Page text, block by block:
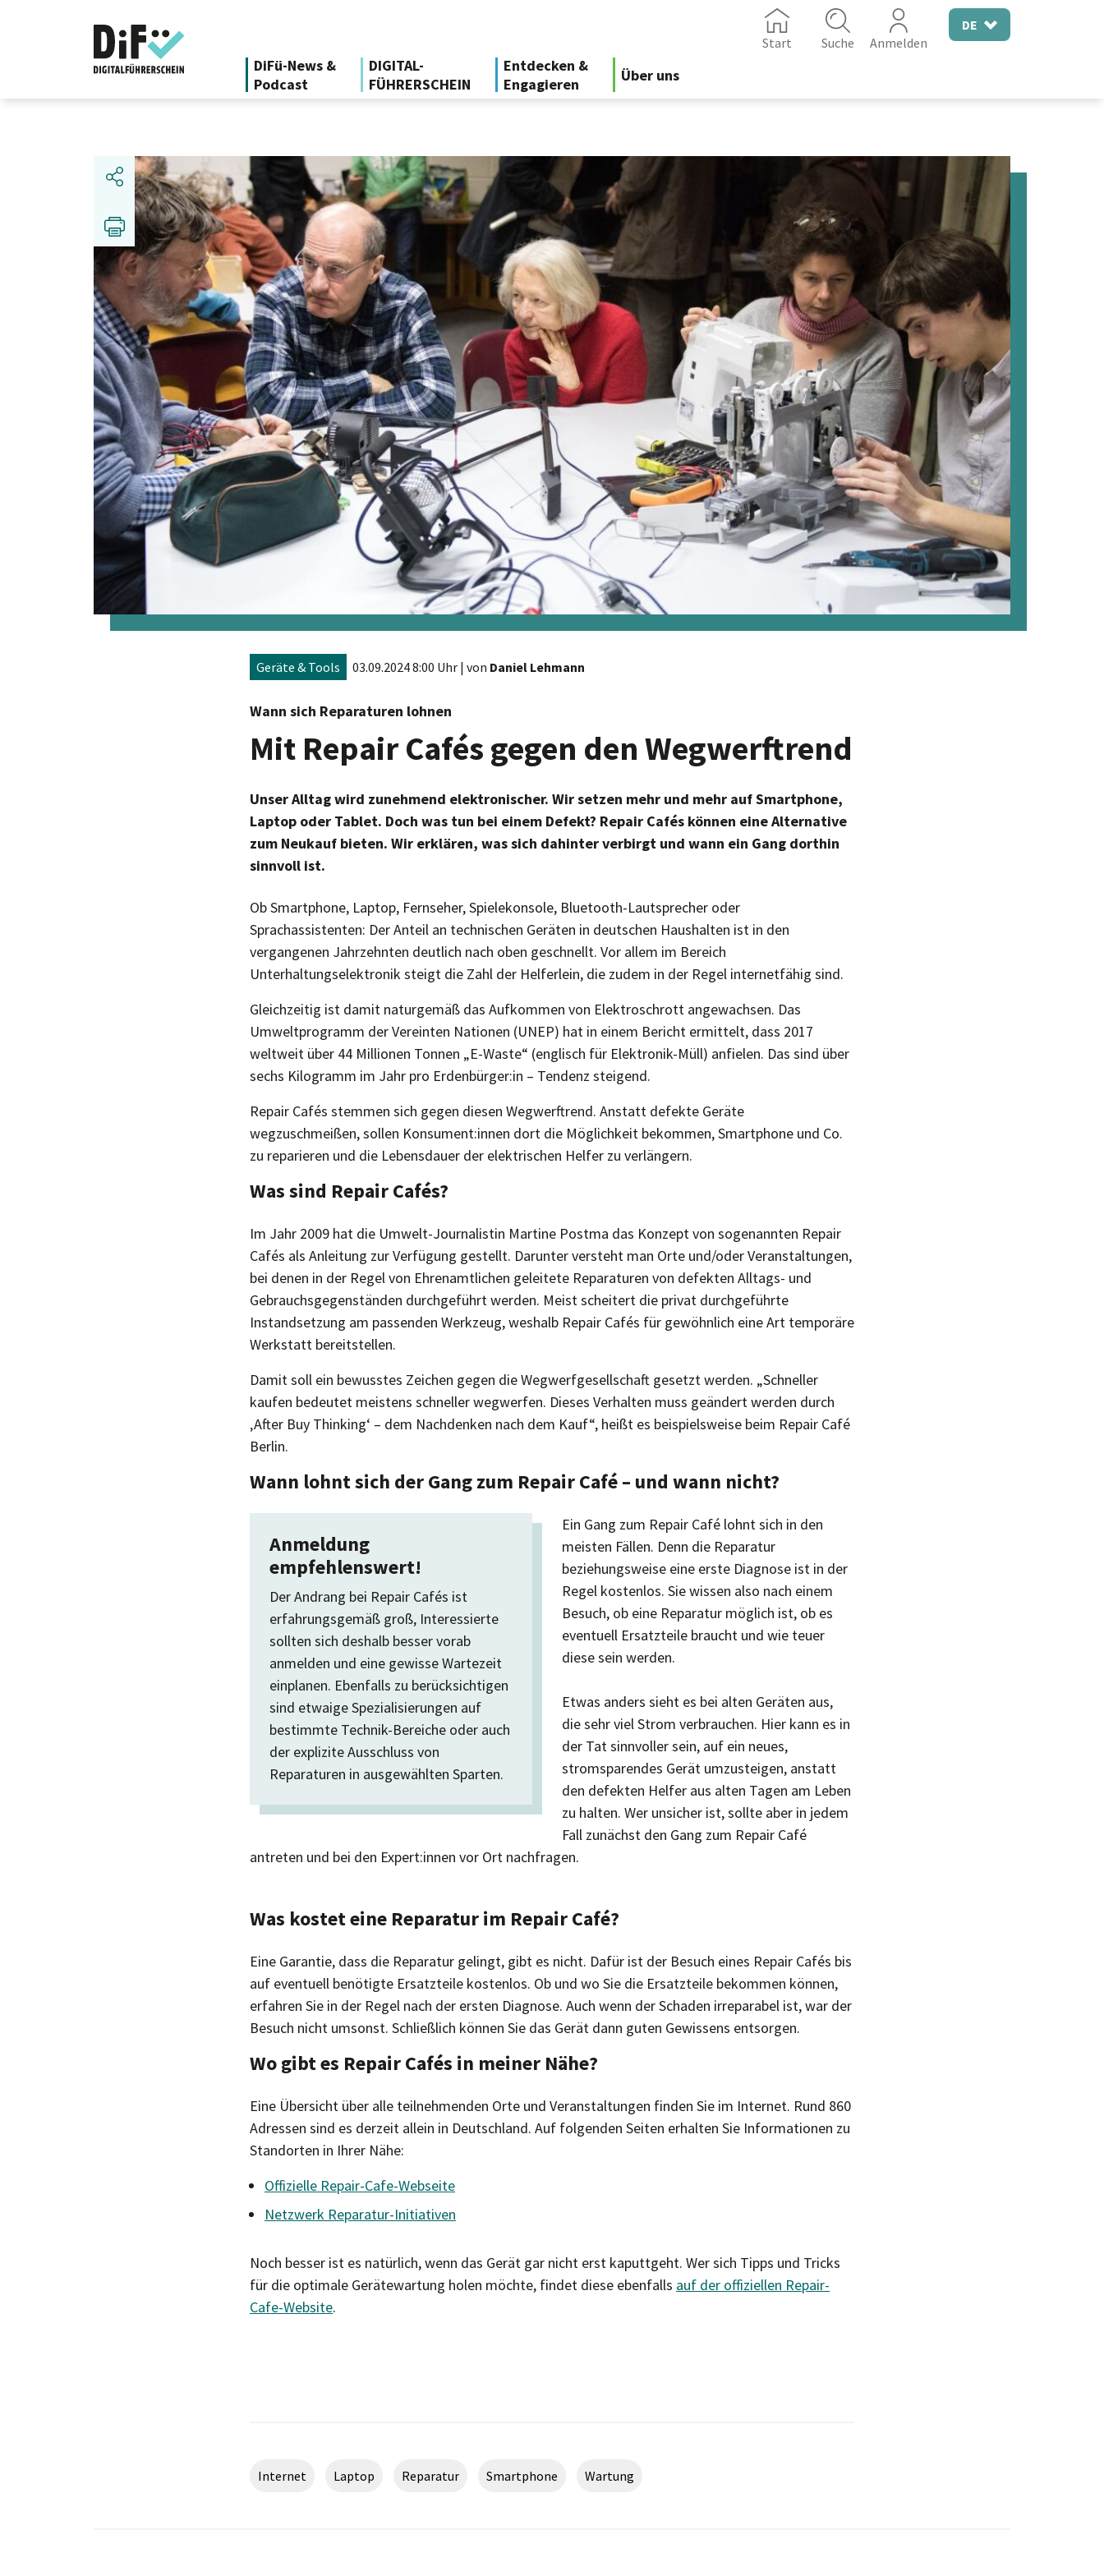
DiFü-News &
Podcast
DIGITAL-
FÜHRERSCHEIN
Entdecken &
Engagieren
Über uns
Start Suche Anmelden
DE
Teilen
Drucken
Geräte & Tools 03.09.2024 8:00 Uhr | von Daniel Lehmann
Wann sich Reparaturen lohnen
Mit Repair Cafés gegen den Wegwerftrend
Unser Alltag wird zunehmend elektronischer. Wir setzen mehr und mehr auf Smartphone,
Laptop oder Tablet. Doch was tun bei einem Defekt? Repair Cafés können eine Alternative
zum Neukauf bieten. Wir erklären, was sich dahinter verbirgt und wann ein Gang dorthin
sinnvoll ist.
Ob Smartphone, Laptop, Fernseher, Spielekonsole, Bluetooth-Lautsprecher oder
Sprachassistenten: Der Anteil an technischen Geräten in deutschen Haushalten ist in den
vergangenen Jahrzehnten deutlich nach oben geschnellt. Vor allem im Bereich
Unterhaltungselektronik steigt die Zahl der Helferlein, die zudem in der Regel internetfähig sind.
Gleichzeitig ist damit naturgemäß das Aufkommen von Elektroschrott angewachsen. Das
Umweltprogramm der Vereinten Nationen (UNEP) hat in einem Bericht ermittelt, dass 2017
weltweit über 44 Millionen Tonnen „E-Waste“ (englisch für Elektronik-Müll) anfielen. Das sind über
sechs Kilogramm im Jahr pro Erdenbürger:in – Tendenz steigend.
Repair Cafés stemmen sich gegen diesen Wegwerftrend. Anstatt defekte Geräte
wegzuschmeißen, sollen Konsument:innen dort die Möglichkeit bekommen, Smartphone und Co.
zu reparieren und die Lebensdauer der elektrischen Helfer zu verlängern.
Was sind Repair Cafés?
Im Jahr 2009 hat die Umwelt-Journalistin Martine Postma das Konzept von sogenannten Repair
Cafés als Anleitung zur Verfügung gestellt. Darunter versteht man Orte und/oder Veranstaltungen,
bei denen in der Regel von Ehrenamtlichen geleitete Reparaturen von defekten Alltags- und
Gebrauchsgegenständen durchgeführt werden. Meist scheitert die privat durchgeführte
Instandsetzung am passenden Werkzeug, weshalb Repair Cafés für gewöhnlich eine Art temporäre
Werkstatt bereitstellen.
Damit soll ein bewusstes Zeichen gegen die Wegwerfgesellschaft gesetzt werden. „Schneller
kaufen bedeutet meistens schneller wegwerfen. Dieses Verhalten muss geändert werden durch
‚After Buy Thinking‘ – dem Nachdenken nach dem Kauf“, heißt es beispielsweise beim Repair Café
Berlin.
Wann lohnt sich der Gang zum Repair Café – und wann nicht?
Anmeldung
empfehlenswert!
Der Andrang bei Repair Cafés ist
erfahrungsgemäß groß, Interessierte
sollten sich deshalb besser vorab
anmelden und eine gewisse Wartezeit
einplanen. Ebenfalls zu berücksichtigen
sind etwaige Spezialisierungen auf
bestimmte Technik-Bereiche oder auch
der explizite Ausschluss von
Reparaturen in ausgewählten Sparten.
Ein Gang zum Repair Café lohnt sich in den
meisten Fällen. Denn die Reparatur
beziehungsweise eine erste Diagnose ist in der
Regel kostenlos. Sie wissen also nach einem
Besuch, ob eine Reparatur möglich ist, ob es
eventuell Ersatzteile braucht und wie teuer
diese sein werden.
Etwas anders sieht es bei alten Geräten aus,
die sehr viel Strom verbrauchen. Hier kann es in
der Tat sinnvoller sein, auf ein neues,
stromsparendes Gerät umzusteigen, anstatt
den defekten Helfer aus alten Tagen am Leben
zu halten. Wer unsicher ist, sollte aber in jedem
Fall zunächst den Gang zum Repair Café
antreten und bei den Expert:innen vor Ort nachfragen.
Was kostet eine Reparatur im Repair Café?
Eine Garantie, dass die Reparatur gelingt, gibt es nicht. Dafür ist der Besuch eines Repair Cafés bis
auf eventuell benötigte Ersatzteile kostenlos. Ob und wo Sie die Ersatzteile bekommen können,
erfahren Sie in der Regel nach der ersten Diagnose. Auch wenn der Schaden irreparabel ist, war der
Besuch nicht umsonst. Schließlich können Sie das Gerät dann guten Gewissens entsorgen.
Wo gibt es Repair Cafés in meiner Nähe?
Eine Übersicht über alle teilnehmenden Orte und Veranstaltungen finden Sie im Internet. Rund 860
Adressen sind es derzeit allein in Deutschland. Auf folgenden Seiten erhalten Sie Informationen zu
Standorten in Ihrer Nähe:
Offizielle Repair-Cafe-Webseite
Netzwerk Reparatur-Initiativen
Noch besser ist es natürlich, wenn das Gerät gar nicht erst kaputtgeht. Wer sich Tipps und Tricks
für die optimale Gerätewartung holen möchte, findet diese ebenfalls auf der offiziellen Repair-
Cafe-Website.
Internet Laptop Reparatur Smartphone Wartung